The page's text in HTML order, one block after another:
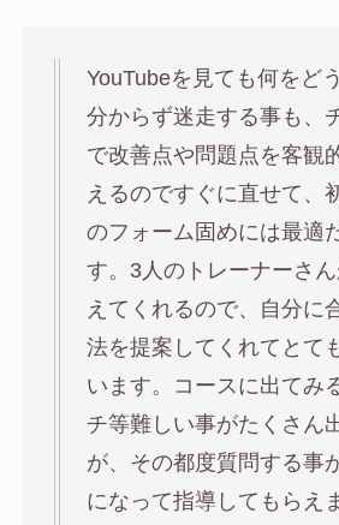
YouTubeを見ても何をど
分からず迷走する事も、
で改善点や問題点を客観
えるのですぐに直せて、
のフォーム固めには最適
す。3人のトレーナーさ
えてくれるので、自分に
法を提案してくれてとて
います。コースに出てみ
チ等難しい事がたくさん
が、その都度質問する事
になって指導してもらえ